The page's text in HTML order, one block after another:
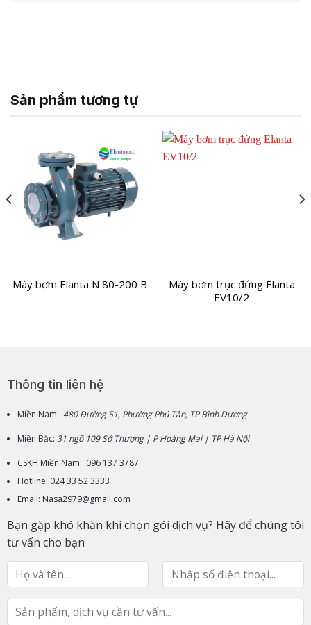
Sản phẩm tương tự
Máy bơm Elanta N 80-200 B
Máy bơm trục đứng Elanta
EV10/2
Thông tin liên hệ
Miền Nam: 480 Đường 51, Phường Phú Tân, TP Bình Dương
Miền Bắc: 31 ngõ 109 Sở Thượng | P Hoàng Mai | TP Hà Nội
CSKH Miền Nam: 096 137 3787
Hotline: 024 33 52 3333
Email: Nasa2979@gmail.com
Bạn gặp khó khăn khi chọn gói dịch vụ? Hãy để chúng tôi
tư vấn cho bạn